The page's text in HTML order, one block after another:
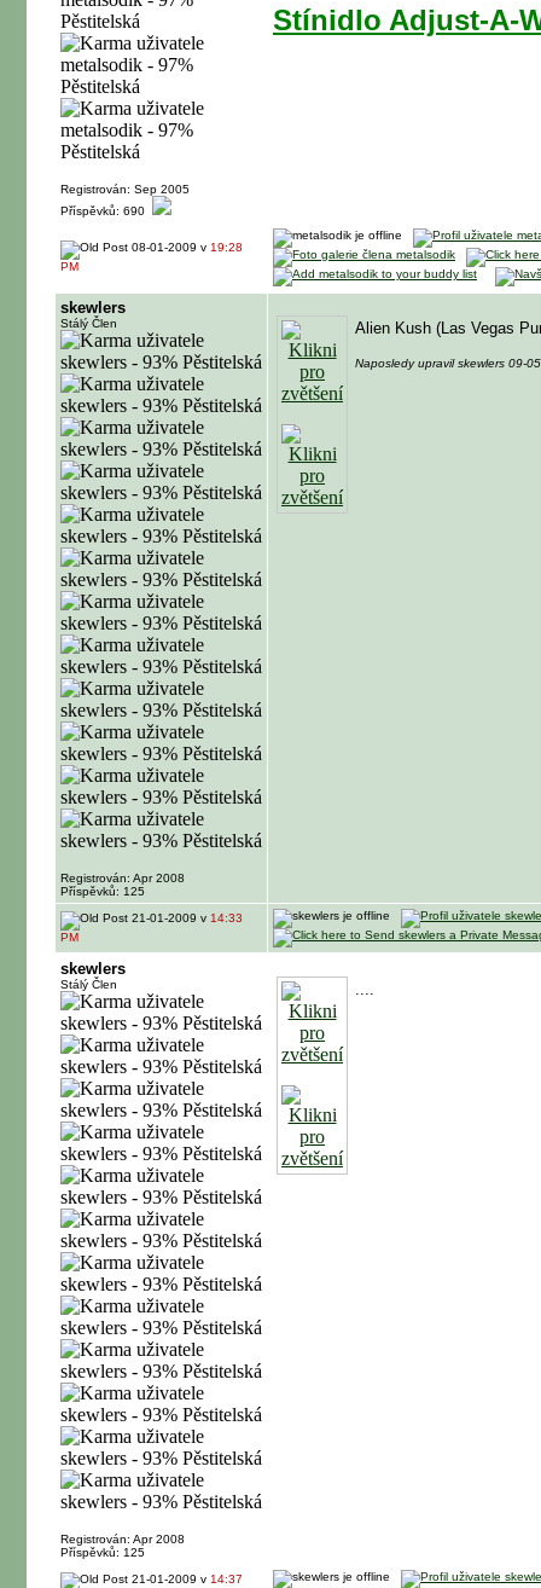
Registrován: Sep 2005
Příspěvků: 690
Stínidlo Adjust-A-
08-01-2009 v 19:28
PM
skewlers
Stálý Člen
Registrován: Apr 2008
Příspěvků: 125
Alien Kush (Las Vegas
Naposledy upravil skewlers 09-
21-01-2009 v 14:33
PM
skewlers
Stálý Člen
Registrován: Apr 2008
Příspěvků: 125
....
21-01-2009 v 14:37